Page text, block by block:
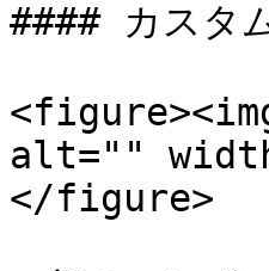
#### カスタ
alt=""
</figure>